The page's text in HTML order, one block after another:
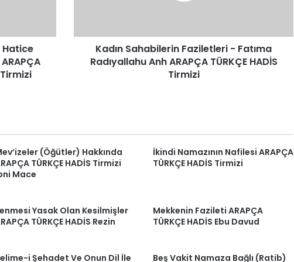
Hatice
TÜRKÇE
Tirmizi
Kadın Sahabilerin Faziletleri - Fatıma
Radıyallahu Anh ARAPÇA TÜRKÇE HADİS
Tirmizi
(Öğütler) Hakkında
TÜRKÇE HADİS Tirmizi
Mace
İkindi Namazının Nafilesi ARAPÇA
TÜRKÇE HADİS Tirmizi
Yasak Olan Kesilmişler
TÜRKÇE HADİS Rezin
Mekkenin Fazileti ARAPÇA
TÜRKÇE HADİS Ebu Davud
i Şehadet Ve Onun Dil İle Beş Vakit Namaza Bağlı (Ratib)